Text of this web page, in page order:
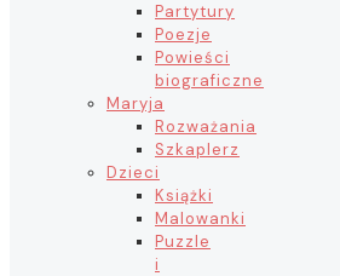
Partytury
Poezje
Powieści
biograficzne
Maryja
Rozważania
Szkaplerz
Dzieci
Książki
Malowanki
Puzzle
i